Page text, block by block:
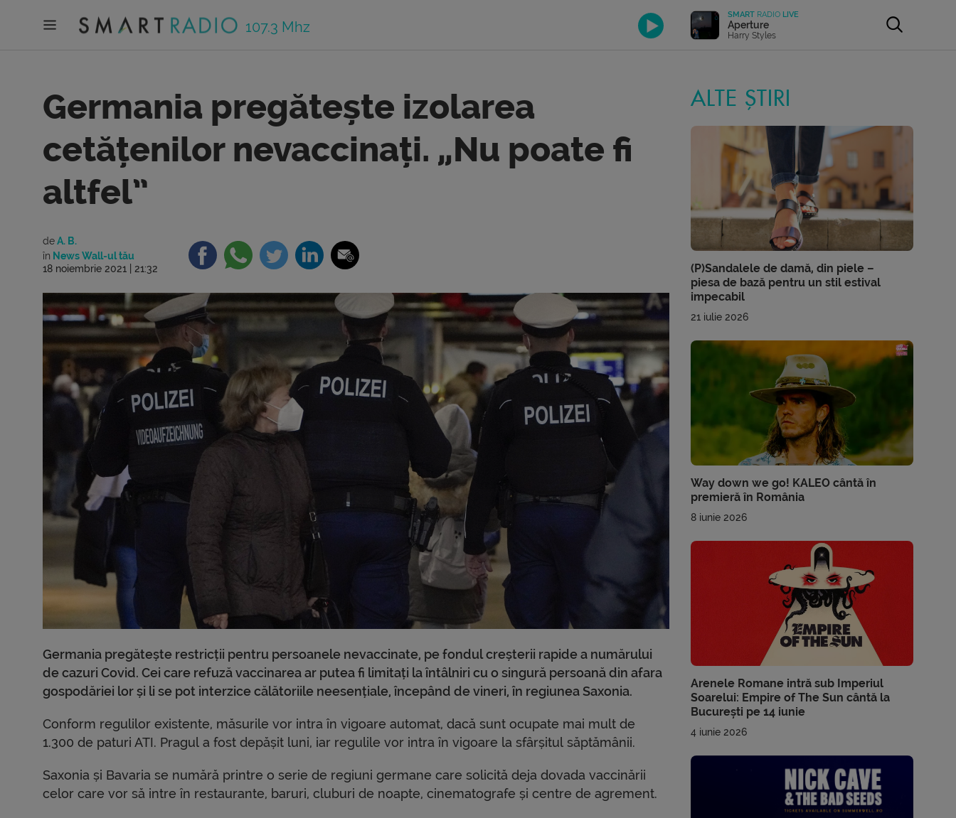
107.3 Mhz
SMART RADIO LIVE
Aperture
Harry Styles
Germania pregătește izolarea
cetățenilor nevaccinați. „Nu poate fi
altfel”
deA. B.
în News Wall-ul tău
18 noiembrie 2021 | 21:32
Germania pregătește restricții pentru persoanele nevaccinate, pe fondul creșterii rapide a numărului
de cazuri Covid. Cei care refuză vaccinarea ar putea fi limitați la întâlniri cu o singură persoană din afara
gospodăriei lor și li se pot interzice călătoriile neesențiale, începând de vineri, în regiunea Saxonia.
Conform regulilor existente, măsurile vor intra în vigoare automat, dacă sunt ocupate mai mult de
1.300 de paturi ATI. Pragul a fost depășit luni, iar regulile vor intra în vigoare la sfârșitul săptămânii.
Saxonia și Bavaria se numără printre o serie de regiuni germane care solicită deja dovada vaccinării
celor care vor să intre în restaurante, baruri, cluburi de noapte, cinematografe și centre de agrement.
ALTE ȘTIRI
(P)Sandalele de damă, din piele –
piesa de bază pentru un stil estival
impecabil
21 iulie 2026
Way down we go! KALEO cântă în
premieră în România
8 iunie 2026
Arenele Romane intră sub Imperiul
Soarelui: Empire of The Sun cântă la
București pe 14 iunie
4 iunie 2026